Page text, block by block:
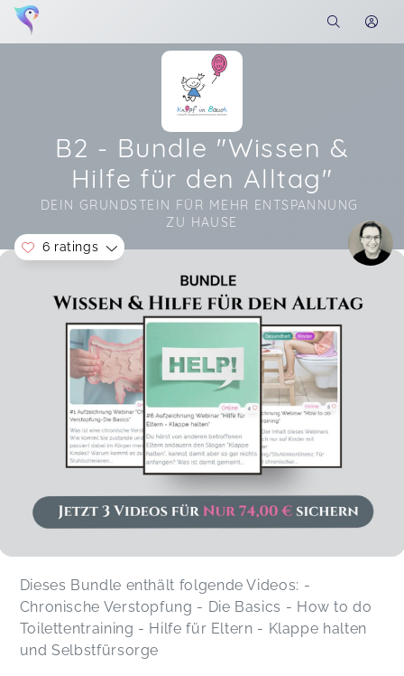
B2 - Bundle "Wissen &
Hilfe für den Alltag"
DEIN GRUNDSTEIN FÜR MEHR ENTSPANNUNG
ZU HAUSE
Soon you will learn more about me here...
6 ratings
Für mich war das Seminar sehr hilfreich! Das
Wissen wird sehr fundiert, strukturiert und
Praxisnah vorgetragen. Große Empfehlung! Hilft
im Alltag sehr!
Sara,
Daniel,Jan 10
Daniela,Nov 30
Claudia, Nov 26
Banu,Apr 11
Dieses Bundle enthält folgende Videos: -
Chronische Verstopfung - Die Basics - How to do
Toilettentraining - Hilfe für Eltern - Klappe halten
und Selbstfürsorge